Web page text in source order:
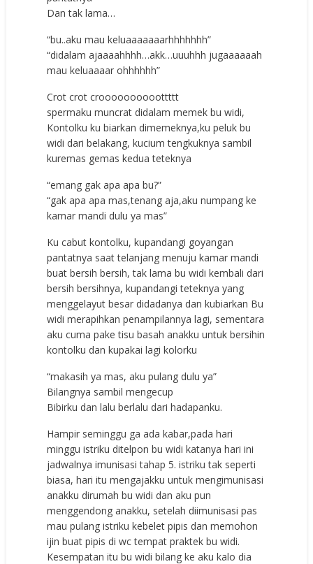
Dan tak lama…
“bu..aku mau keluaaaaaaarhhhhhhh”
“didalam ajaaaahhhh…akk…uuuhhh jugaaaaaah
mau keluaaaar ohhhhhh”
Crot crot croooooooooottttt
spermaku muncrat didalam memek bu widi,
Kontolku ku biarkan dimemeknya,ku peluk bu
widi dari belakang, kucium tengkuknya sambil
kuremas gemas kedua teteknya
“emang gak apa apa bu?”
“gak apa apa mas,tenang aja,aku numpang ke
kamar mandi dulu ya mas”
Ku cabut kontolku, kupandangi goyangan
pantatnya saat telanjang menuju kamar mandi
buat bersih bersih, tak lama bu widi kembali dari
bersih bersihnya, kupandangi teteknya yang
menggelayut besar didadanya dan kubiarkan Bu
widi merapihkan penampilannya lagi, sementara
aku cuma pake tisu basah anakku untuk bersihin
kontolku dan kupakai lagi kolorku
“makasih ya mas, aku pulang dulu ya”
Bilangnya sambil mengecup
Bibirku dan lalu berlalu dari hadapanku.
Hampir seminggu ga ada kabar,pada hari
minggu istriku ditelpon bu widi katanya hari ini
jadwalnya imunisasi tahap 5. istriku tak seperti
biasa, hari itu mengajakku untuk mengimunisasi
anakku dirumah bu widi dan aku pun
menggendong anakku, setelah diimunisasi pas
mau pulang istriku kebelet pipis dan memohon
ijin buat pipis di wc tempat praktek bu widi.
Kesempatan itu bu widi bilang ke aku kalo dia